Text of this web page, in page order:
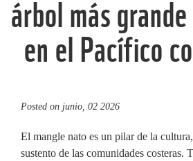
árbol más
en el Pacífico
Posted on junio, 02 2026
El mangle nato es un pilar de la
sustento de las comunidades costeras.